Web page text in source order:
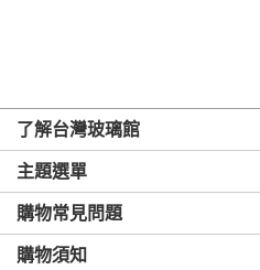
了解台灣玻璃館
主題選單
購物常見問題
購物須知